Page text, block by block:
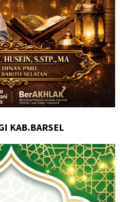
KAB.BARSEL